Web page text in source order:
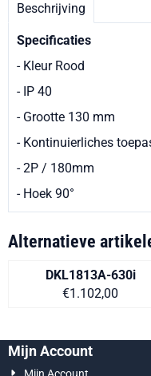
Beschrijving
Specificaties
- Kleur Rood
- IP 40
- Grootte 130 mm
- Kontinuierliches
- 2P / 180mm
- Hoek 90°
Alternatieve
DKL1813A-630i
Prijs op
€1.102,00
Mijn Account